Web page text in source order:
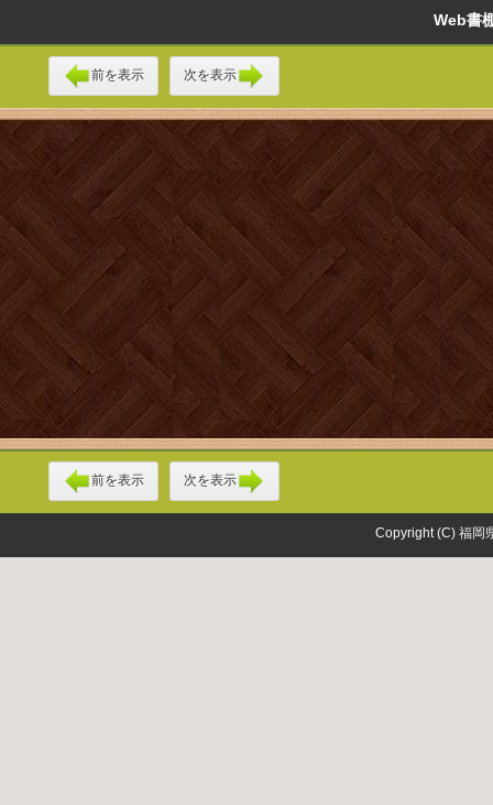
Web
前を表示 次を表示
前を表示 次を表示
Copyright (C) 福岡